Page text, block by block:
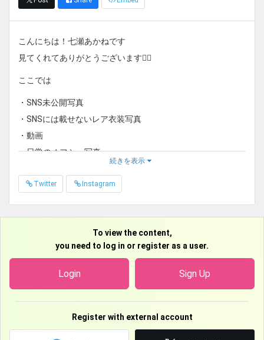
こんにちは！七瀬あかねです
見てくれてありがとうございます❤️‍🔥
ここでは
・SNS未公開写真
・SNSには載せないレア衣装写真
・動画
・日常のオフショ写真
など載せていきます！💭
ご理解ご協力の程よろしくお願いいたします。
続きを表示
Twitter Instagram
To view the content,
you need to log in or register as a user.
Login Sign Up
Register with external account